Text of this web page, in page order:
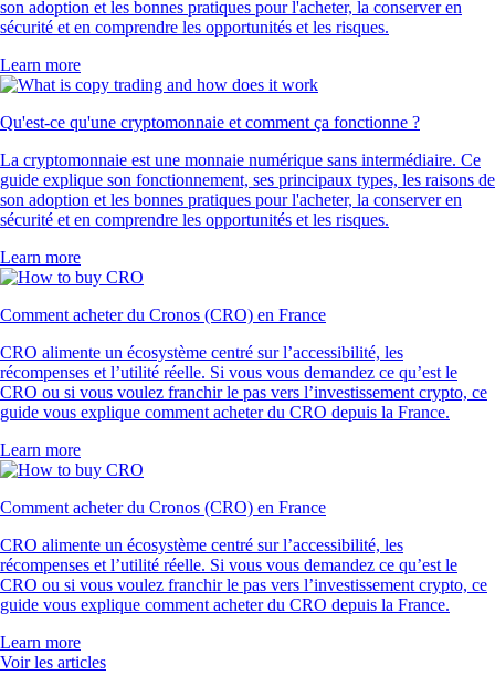
son adoption et les bonnes pratiques pour l'acheter, la conserver en
sécurité et en comprendre les opportunités et les risques.
Learn more
Qu'est-ce qu'une cryptomonnaie et comment ça fonctionne ?
La cryptomonnaie est une monnaie numérique sans intermédiaire. Ce
guide explique son fonctionnement, ses principaux types, les raisons de
son adoption et les bonnes pratiques pour l'acheter, la conserver en
sécurité et en comprendre les opportunités et les risques.
Learn more
Comment acheter du Cronos (CRO) en France
CRO alimente un écosystème centré sur l’accessibilité, les
récompenses et l’utilité réelle. Si vous vous demandez ce qu’est le
CRO ou si vous voulez franchir le pas vers l’investissement crypto, ce
guide vous explique comment acheter du CRO depuis la France.
Learn more
Comment acheter du Cronos (CRO) en France
CRO alimente un écosystème centré sur l’accessibilité, les
récompenses et l’utilité réelle. Si vous vous demandez ce qu’est le
CRO ou si vous voulez franchir le pas vers l’investissement crypto, ce
guide vous explique comment acheter du CRO depuis la France.
Learn more
Voir les articles